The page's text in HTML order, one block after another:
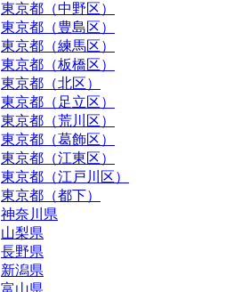
東京都（中野区）
東京都（豊島区）
東京都（練馬区）
東京都（板橋区）
東京都（北区）
東京都（足立区）
東京都（荒川区）
東京都（葛飾区）
東京都（江東区）
東京都（江戸川区）
東京都（都下）
神奈川県
山梨県
長野県
新潟県